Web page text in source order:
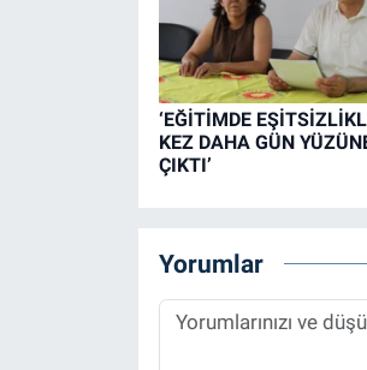
‘EĞİTİMDE
KEZ DAHA GÜN
ÇIKTI’
Yorumlar